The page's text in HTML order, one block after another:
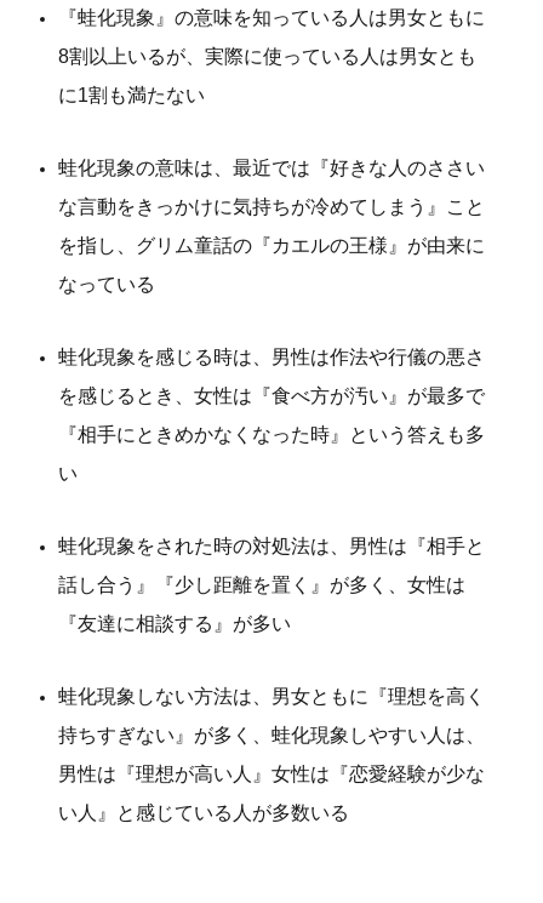
『蛙化現象』の意味を知っている人は男女ともに
8割以上いるが、実際に使っている人は男女とも
に1割も満たない
蛙化現象の意味は、最近では『好きな人のささい
な言動をきっかけに気持ちが冷めてしまう』こと
を指し、グリム童話の『カエルの王様』が由来に
なっている
蛙化現象を感じる時は、男性は作法や行儀の悪さ
を感じるとき、女性は『食べ方が汚い』が最多で
『相手にときめかなくなった時』という答えも多
い
蛙化現象をされた時の対処法は、男性は『相手と
話し合う』『少し距離を置く』が多く、女性は
『友達に相談する』が多い
蛙化現象しない方法は、男女ともに『理想を高く
持ちすぎない』が多く、蛙化現象しやすい人は、
男性は『理想が高い人』女性は『恋愛経験が少な
い人』と感じている人が多数いる